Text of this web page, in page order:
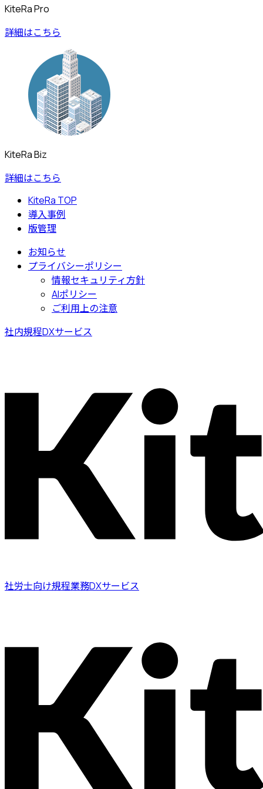
KiteRa Pro
詳細はこちら
KiteRa Biz
詳細はこちら
KiteRa TOP
導入事例
版管理
お知らせ
プライバシーポリシー
情報セキュリティ方針
AIポリシー
ご利用上の注意
社内規程DXサービス
社労士向け規程業務DXサービス